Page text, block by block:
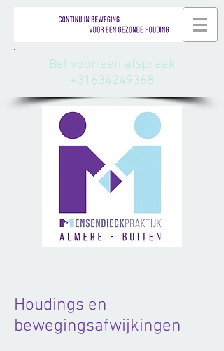
Bel voor een afspraak
+31634249368
Houdings en
bewegingsafwijkingen